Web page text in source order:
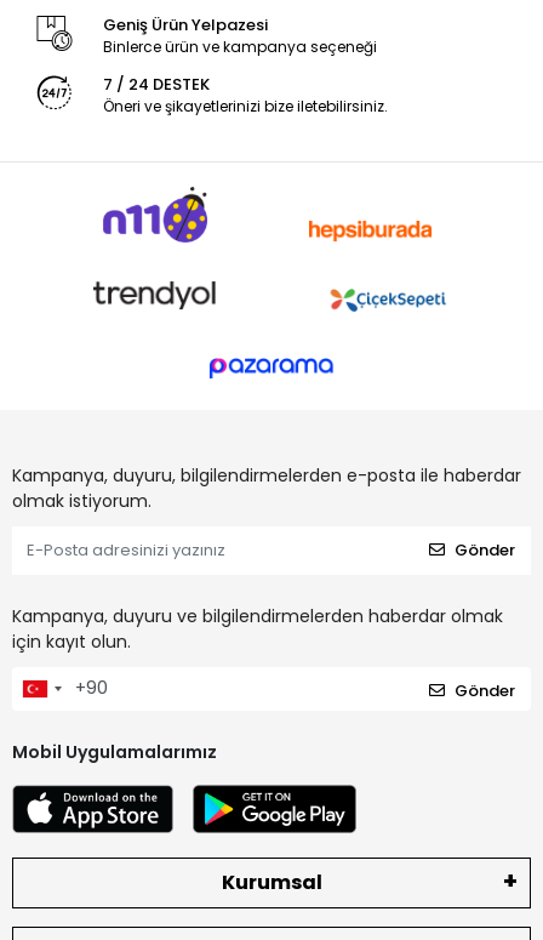
Geniş Ürün Yelpazesi
Binlerce ürün ve kampanya seçeneği
7 / 24 DESTEK
Öneri ve şikayetlerinizi bize iletebilirsiniz.
Kampanya, duyuru, bilgilendirmelerden e-posta ile haberdar
olmak istiyorum.
Gönder
Kampanya, duyuru ve bilgilendirmelerden haberdar olmak
için kayıt olun.
Gönder
Mobil Uygulamalarımız
Kurumsal